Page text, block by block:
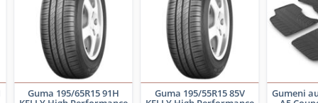
Guma 195/65R15 91H Guma 195/55R15 85V Gumeni